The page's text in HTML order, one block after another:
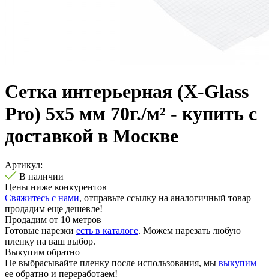
Сетка интерьерная (X-Glass
Pro) 5х5 мм 70г./м² - купить с
доставкой в Москве
Артикул:
В наличии
Цены ниже конкурентов
Свяжитесь с нами, отправьте ссылку на аналогичный товар
продадим еще дешевле!
Продадим от 10 метров
Готовые нарезки есть в каталоге. Можем нарезать любую
пленку на ваш выбор.
Выкупим обратно
Не выбрасывайте пленку после использования, мы выкупим
ее обратно и переработаем!